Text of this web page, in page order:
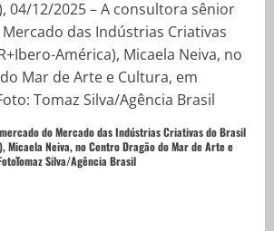
do Mercado das Indústrias Criativas do Brasil
Micaela Neiva, no Centro Dragão do Mar de Arte e
Tomaz Silva/Agência Brasil